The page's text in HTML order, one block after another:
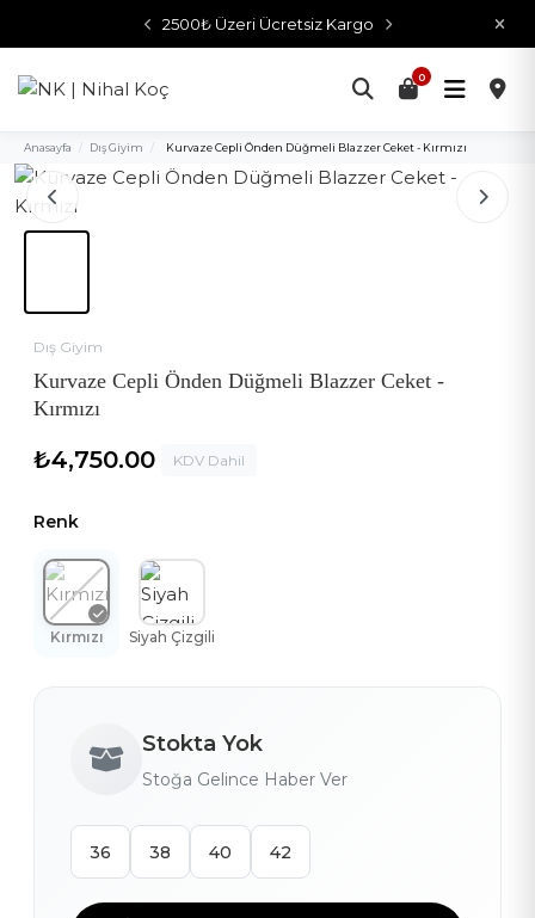
2500₺ Üzeri Ücretsiz Kargo
0
Anasayfa / Dış Giyim / Kurvaze Cepli Önden Düğmeli Blazzer Ceket - Kırmızı
Dış Giyim
Kurvaze Cepli Önden Düğmeli Blazzer Ceket -
Kırmızı
₺4,750.00 KDV Dahil
Renk
Kırmızı Siyah Çizgili
Stokta Yok
Stoğa Gelince Haber Ver
36 38 40 42